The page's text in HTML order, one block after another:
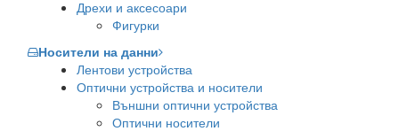
Дрехи и аксесоари
Фигурки
Носители на данни
Лентови устройства
Оптични устройства и носители
Външни оптични устройства
Оптични носители